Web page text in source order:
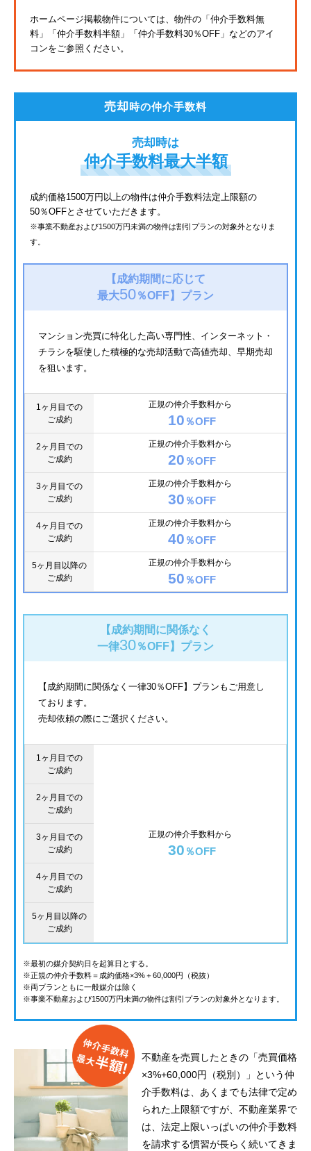
東武東上線
JR鶴見線
京成金町線
ホームページ掲載物件については、物件の「仲介手数料無
料」
「仲介手数料半額」「仲介手数料30％OFF」などのアイ
コンをご参照ください。
売却時の仲介手数料
売却時は
仲介手数料最大半額
成約価格1500万円以上の物件は仲介手数料法定上限額の
50％OFFとさせていただきます。
※事業不動産および1500万円未満の物件は割引プランの対象外となりま
す。
【成約期間に応じて
最大50％OFF】 プラン
マンション売買に特化した高い専門性、インターネット・
チラシを駆使した積極的な売却活動で高値売却、早期売却
を狙います。
1ヶ月目での
ご成約
正規の仲介手数料から
10 ％OFF
2ヶ月目での
ご成約
正規の仲介手数料から
20 ％OFF
3ヶ月目での
ご成約
正規の仲介手数料から
30 ％OFF
4ヶ月目での
ご成約
正規の仲介手数料から
40 ％OFF
5ヶ月目以降の
ご成約
正規の仲介手数料から
50 ％OFF
【成約期間に関係なく
一律30％OFF】 プラン
【成約期間に関係なく一律30％OFF】プランもご用意し
ております。
売却依頼の際にご選択ください。
1ヶ月目での
ご成約
正規の仲介手数料から
30 ％OFF
2ヶ月目での
ご成約
3ヶ月目での
ご成約
4ヶ月目での
ご成約
5ヶ月目以降の
ご成約
※最初の媒介契約日を起算日とする。
※正規の仲介手数料＝成約価格×3%＋60,000円（税抜）
※両プランともに一般媒介は除く
※事業不動産および1500万円未満の物件は割引プランの対象外となります。
不動産を売買したときの「売買価格
×3%+60,000円（税別）」という仲
介手数料は、あくまでも法律で定め
られた上限額ですが、不動産業界で
は、法定上限いっぱいの仲介手数料
を請求する慣習が長らく続いてきま